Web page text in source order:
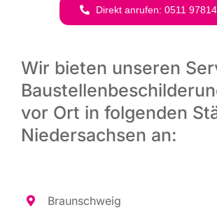
Direkt anru­fen: 0511
Wir bieten unseren
vor Ort in folgenden
Niedersachsen an:
Braun­schweig